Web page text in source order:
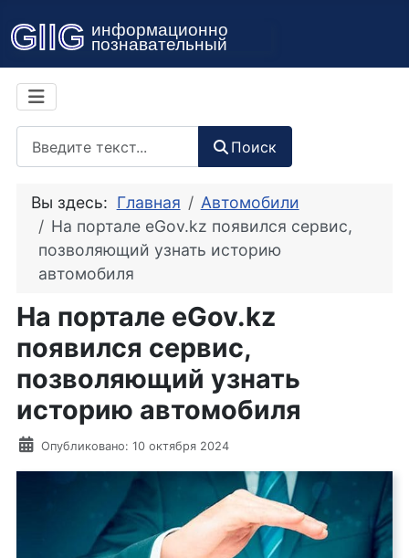
Вы здесь: Главная
Автомобили
На портале eGov.kz появился сервис,
позволяющий узнать историю
автомобиля
На портале eGov.kz
появился сервис,
позволяющий узнать
историю автомобиля
Информация о материале
Опубликовано: 10 октября 2024
Поиск